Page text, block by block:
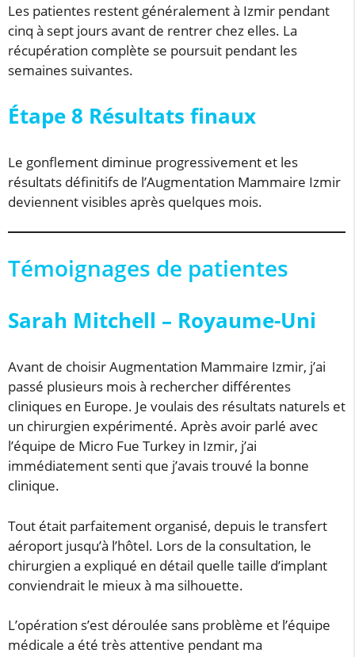
Les patientes restent généralement à Izmir pendant
cinq à sept jours avant de rentrer chez elles. La
récupération complète se poursuit pendant les
semaines suivantes.
Étape 8 Résultats finaux
Le gonflement diminue progressivement et les
résultats définitifs de l’Augmentation Mammaire Izmir
deviennent visibles après quelques mois.
Témoignages de patientes
Sarah Mitchell – Royaume-Uni
Avant de choisir Augmentation Mammaire Izmir, j’ai
passé plusieurs mois à rechercher différentes
cliniques en Europe. Je voulais des résultats naturels et
un chirurgien expérimenté. Après avoir parlé avec
l’équipe de Micro Fue Turkey in Izmir, j’ai
immédiatement senti que j’avais trouvé la bonne
clinique.
Tout était parfaitement organisé, depuis le transfert
aéroport jusqu’à l’hôtel. Lors de la consultation, le
chirurgien a expliqué en détail quelle taille d’implant
conviendrait le mieux à ma silhouette.
L’opération s’est déroulée sans problème et l’équipe
médicale a été très attentive pendant ma